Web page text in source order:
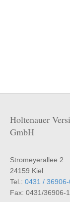
Holtenauer
GmbH
Stromeyerallee 2
24159 Kiel
Tel.: 0431 /
Fax: 0431/36906-